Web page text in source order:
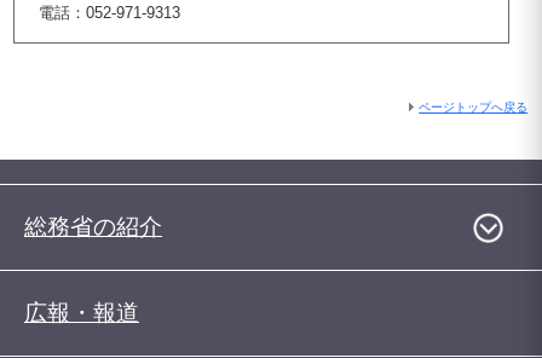
電話：052-971-9313
ページトップへ戻る
総務省の紹介
広報・報道